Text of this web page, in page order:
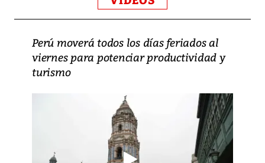
Perú moverá todos los días feriados al
viernes para potenciar productividad y
turismo